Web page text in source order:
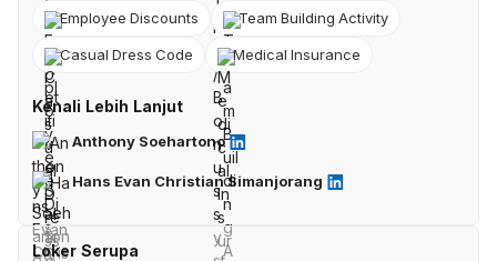
Employee Discounts Team Building Activity
Casual Dress Code Medical Insurance
Kenali Lebih Lanjut
Anthony Soehartono
Hans Evan Christian Simanjorang
Loker Serupa